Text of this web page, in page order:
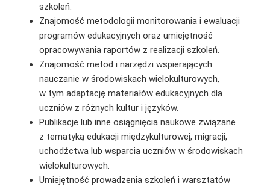
szkoleń.
Znajomość metodologii monitorowania i ewaluacji
programów edukacyjnych oraz umiejętność
opracowywania raportów z realizacji szkoleń.
Znajomość metod i narzędzi wspierających
nauczanie w środowiskach wielokulturowych,
w tym adaptację materiałów edukacyjnych dla
uczniów z różnych kultur i języków.
Publikacje lub inne osiągnięcia naukowe związane
z tematyką edukacji międzykulturowej, migracji,
uchodźctwa lub wsparcia uczniów w środowiskach
wielokulturowych.
Umiejętność prowadzenia szkoleń i warsztatów